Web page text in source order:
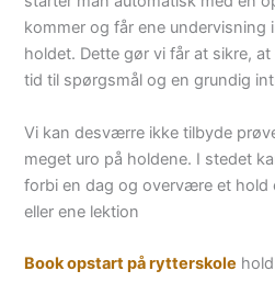
kommer og får ene undervisning
holdet. Dette gør vi får at sikre,
tid til spørgsmål og en grundig
Vi kan desværre ikke tilbyde
meget uro på holdene. I stedet
forbi en dag og overvære et hold
eller ene lektion
Book opstart på rytterskole hold